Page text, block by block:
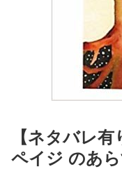
【ネタバレ
ペイジ のあ